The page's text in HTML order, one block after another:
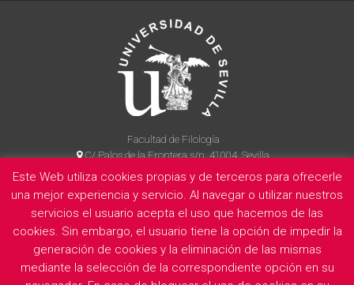
Facultad de Filología
C/ Palos de la Frontera s/n, 41004, Sevilla
954 55 14 90
La Facultad Información legal Politica de privacidad Cookies
E
Este Web utiliza cookies propias y de terceros para ofrecerle
una mejor experiencia y servicio. Al navegar o utilizar nuestros
servicios el usuario acepta el uso que hacemos de las
cookies. Sin embargo, el usuario tiene la opción de impedir la
generación de cookies y la eliminación de las mismas
mediante la selección de la correspondiente opción en su